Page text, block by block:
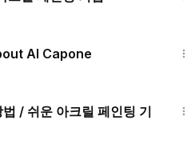
Al Capone
/ 쉬운 아크릴 페인팅 기